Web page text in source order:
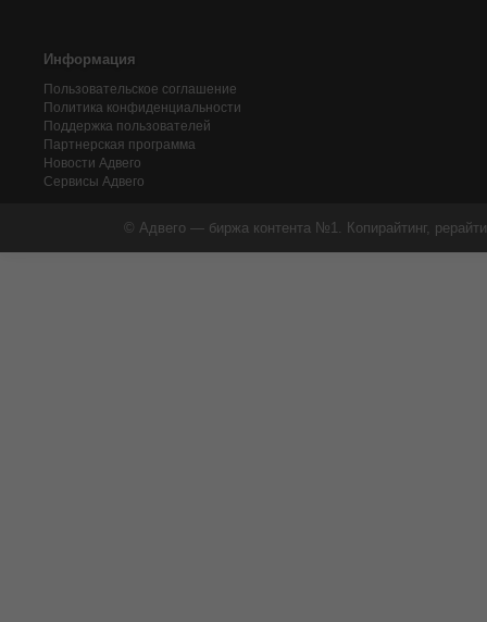
Информация
Пользовательское соглашение
Политика конфиденциальности
Поддержка пользователей
Партнерская программа
Новости Адвего
Сервисы Адвего
© Адвего — биржа контента №1. Копирайтинг,